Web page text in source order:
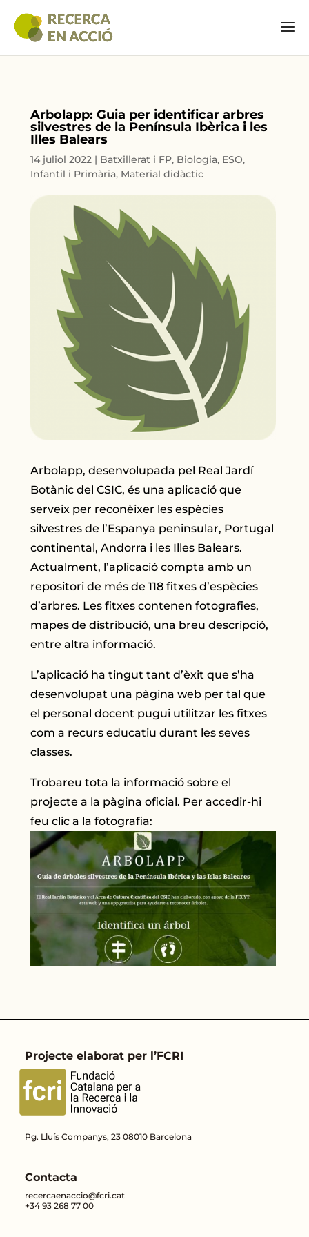
Arbolapp: Guia per identificar arbres
silvestres de la Península Ibèrica i les
Illes Balears
14 juliol 2022 | Batxillerat i FP, Biologia, ESO,
Infantil i Primària, Material didàctic
Arbolapp, desenvolupada pel Real Jardí
Botànic del CSIC, és una aplicació que
serveix per reconèixer les espècies
silvestres de l’Espanya peninsular, Portugal
continental, Andorra i les Illes Balears.
Actualment, l’aplicació compta amb un
repositori de més de 118 fitxes d’espècies
d’arbres. Les fitxes contenen fotografies,
mapes de distribució, una breu descripció,
entre altra informació.
L’aplicació ha tingut tant d’èxit que s’ha
desenvolupat una pàgina web per tal que
el personal docent pugui utilitzar les fitxes
com a recurs educatiu durant les seves
classes.
Trobareu tota la informació sobre el
projecte a la pàgina oficial. Per accedir-hi
feu clic a la fotografia:
Projecte elaborat per l’FCRI
Pg. Lluís Companys, 23 08010 Barcelona
Contacta
recercaenaccio@fcri.cat
+34 93 268 77 00